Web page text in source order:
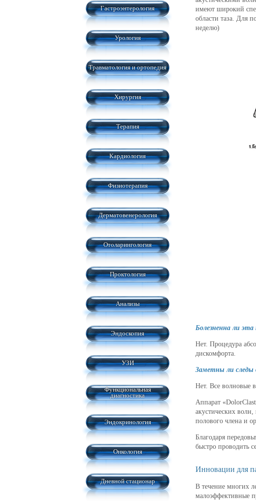
Гастроэнтерология
Урология
Травматология и ортопедия
Хирургия
Терапия
Кардиология
Физиотерапия
Дерматовенерология
Отоларингология
Проктология
Анализы
Эндоскопия
УЗИ
Функциональная
диагностика
Эндокринология
Онкология
Дневной стационар
имеют широкий
области таза. Для
неделю)
Болезненна ли эта
Нет. Процедура
дискомфорта.
Заметны ли следы
Нет. Все волновые
Аппарат
акустических
полового члена и
Благодаря
быстро проводить
Инновации для
В течение многих
малоэффективные